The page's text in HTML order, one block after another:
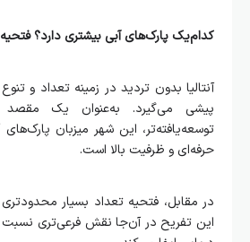
کدام‌یک پارک‌های آبی بیشتری دارد؟ فتحیه
آنتالیا بدون تردید در زمینه تعداد و
پیشی می‌گیرد. به‌عنوان یک مقصد
توسعه‌یافته‌تر، این شهر میزبان پارک‌های
حرفه‌ای و ظرفیت بالا است.
در مقابل، فتحیه تعداد بسیار محدودتری
این تفریح در آن‌جا نقش فرعی‌تری